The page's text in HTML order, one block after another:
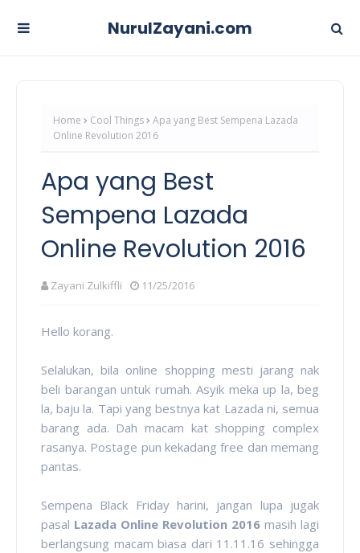
NurulZayani.com
Home Cool Things
Apa yang Best Sempena Lazada
Online Revolution 2016
Apa yang Best
Sempena Lazada
Online Revolution 2016
Zayani Zulkiffli 11/25/2016
Hello korang.
Selalukan, bila online shopping mesti jarang nak
beli barangan untuk rumah. Asyik meka up la, beg
la, baju la. Tapi yang bestnya kat Lazada ni, semua
barang ada. Dah macam kat shopping complex
rasanya. Postage pun kekadang free dan memang
pantas.
Sempena Black Friday harini, jangan lupa jugak
pasal Lazada Online Revolution 2016 masih lagi
berlangsung macam biasa dari 11.11.16 sehingga